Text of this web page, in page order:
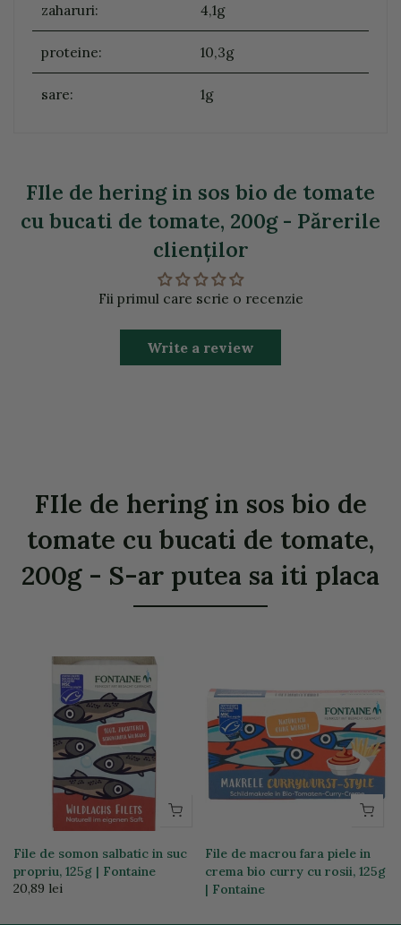
zaharuri: 4,1g
proteine: 10,3g
sare: 1g
FIle de hering in sos bio de tomate
cu bucati de tomate, 200g - Părerile
clienţilor
Fii primul care scrie o recenzie
Write a review
FIle de hering in sos bio de
tomate cu bucati de tomate,
200g - S-ar putea sa iti placa
File de somon salbatic in suc
propriu, 125g | Fontaine
20,89 lei
File de macrou fara piele in
crema bio curry cu rosii, 125g
| Fontaine